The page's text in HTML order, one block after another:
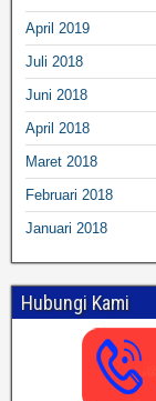
April 2019
Juli 2018
Juni 2018
April 2018
Maret 2018
Februari 2018
Januari 2018
Hubungi Kami